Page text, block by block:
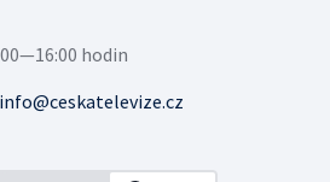
hodin
info@ceskatelevize.cz